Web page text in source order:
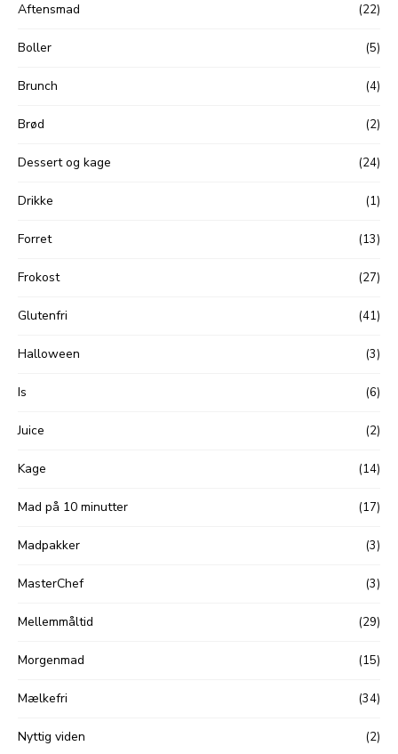
Aftensmad (22)
Boller (5)
Brunch (4)
Brød (2)
Dessert og kage (24)
Drikke (1)
Forret (13)
Frokost (27)
Glutenfri (41)
Halloween (3)
Is (6)
Juice (2)
Kage (14)
Mad på 10 minutter (17)
Madpakker (3)
MasterChef (3)
Mellemmåltid (29)
Morgenmad (15)
Mælkefri (34)
Nyttig viden (2)